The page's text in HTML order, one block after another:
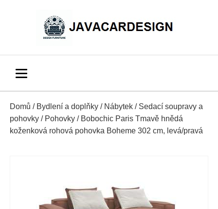
Domů / Bydlení a doplňky / Nábytek / Sedací soupravy a
pohovky / Pohovky / Bobochic Paris Tmavě hnědá
koženková rohová pohovka Boheme 302 cm, levá/pravá